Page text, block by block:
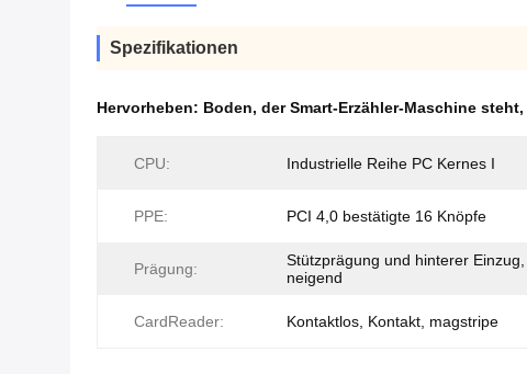
Spezifikationen
Hervorheben: Boden, der Smart-Erzähler-Maschine steht,
CPU: Industrielle Reihe PC Kernes I
PPE: PCI 4,0 bestätigte 16 Knöpfe
Prägung:
Stützprägung und hinterer Einzug,
neigend
CardReader: Kontaktlos, Kontakt, magstripe